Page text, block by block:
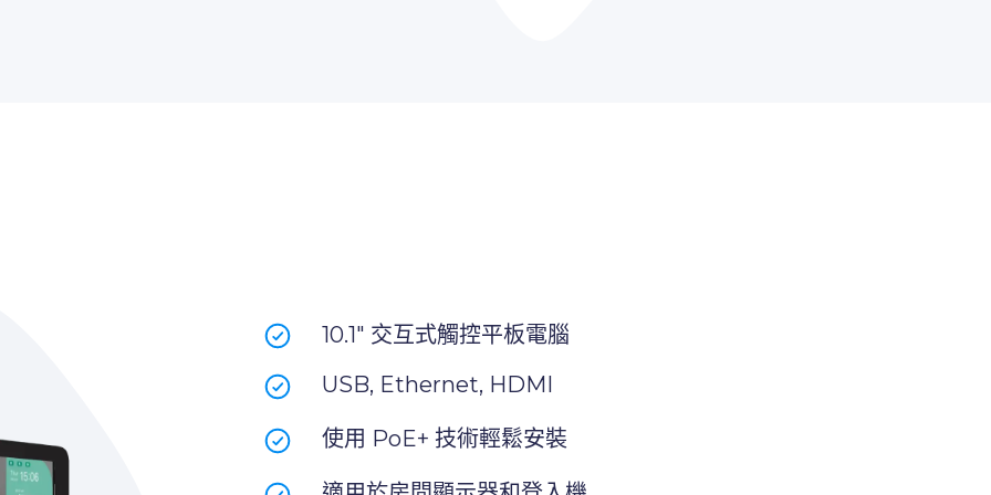
10.1" 交互式觸控平板電腦
USB, Ethernet, HDMI
使用 PoE+ 技術輕鬆安裝